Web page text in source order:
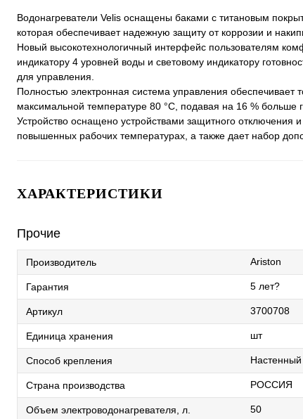
Водонагреватели Velis оснащены баками с титановым
которая обеспечивает надежную защиту от коррозии и
Новый высокотехнологичный интерфейс пользователям
индикатору 4 уровней воды и световому индикатору
для управления.
Полностью электронная система управления
максимальной температуре 80 °C, подавая на 16 % больше
Устройство оснащено устройствами защитного
повышенных рабочих температурах, а также дает набор
ХАРАКТЕРИСТИКИ
Прочие
Производитель Ariston
Гарантия 5 лет?
Артикул 3700708
Единица хранения шт
Способ крепления Настенный
Страна производства РОССИЯ
Объем электроводонагревателя, л. 50